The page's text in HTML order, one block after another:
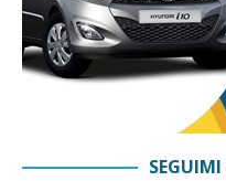
SEGUIMI